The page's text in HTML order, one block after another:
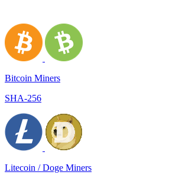
Bitcoin Miners
SHA-256
Litecoin / Doge Miners